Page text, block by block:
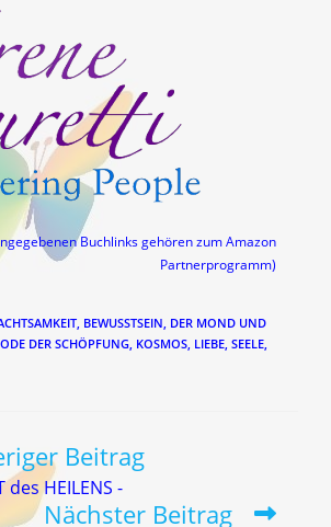
Buchlinks gehören zum Amazon
Partnerprogramm)
, BEWUSSTSEIN, DER MOND UND
DER SCHÖPFUNG, KOSMOS, LIEBE, SEELE,
Beitrag
des HEILENS -
Nächster Beitrag